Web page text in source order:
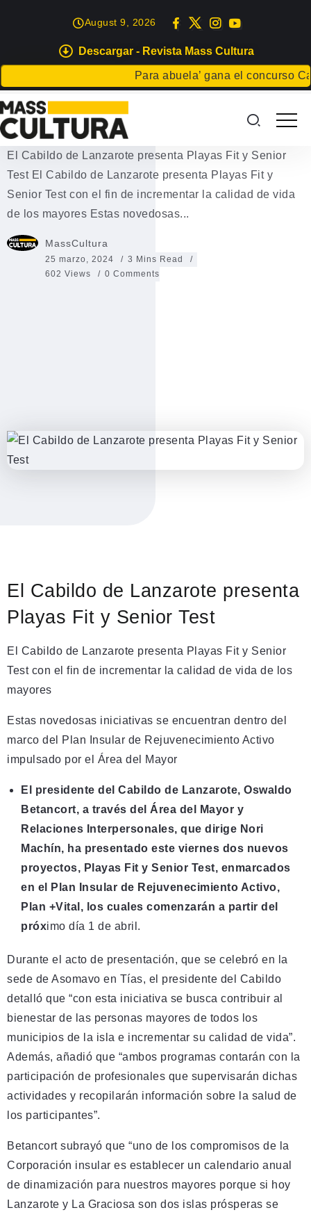
Descargar - Revista Mass Cultura
Para abuela’ gana el concurso Carta
August 9, 2026
EVENTOS
El Cabildo de Lanzarote presenta
Playas Fit y Senior Test
El Cabildo de Lanzarote presenta Playas Fit y Senior
Test El Cabildo de Lanzarote presenta Playas Fit y
Senior Test con el fin de incrementar la calidad de vida
de los mayores Estas novedosas...
MassCultura
25 marzo, 2024
3 Mins Read
602 Views
0 Comments
El Cabildo de Lanzarote presenta
Playas Fit y Senior Test
El Cabildo de Lanzarote presenta Playas Fit y Senior
Test con el fin de incrementar la calidad de vida de los
mayores
Estas novedosas iniciativas se encuentran dentro del
marco del Plan Insular de Rejuvenecimiento Activo
impulsado por el Área del Mayor
El presidente del Cabildo de Lanzarote, Oswaldo
Betancort, a través del Área del Mayor y
Relaciones Interpersonales, que dirige Nori
Machín, ha presentado este viernes dos nuevos
proyectos, Playas Fit y Senior Test, enmarcados
en el Plan Insular de Rejuvenecimiento Activo,
Plan +Vital, los cuales comenzarán a partir del
próximo día 1 de abril.
Durante el acto de presentación, que se celebró en la
sede de Asomavo en Tías, el presidente del Cabildo
detalló que “con esta iniciativa se busca contribuir al
bienestar de las personas mayores de todos los
municipios de la isla e incrementar su calidad de vida”.
Además, añadió que “ambos programas contarán con la
participación de profesionales que supervisarán dichas
actividades y recopilarán información sobre la salud de
los participantes”.
Betancort subrayó que “uno de los compromisos de la
Corporación insular es establecer un calendario anual
de dinamización para nuestros mayores porque si hoy
Lanzarote y La Graciosa son dos islas prósperas se